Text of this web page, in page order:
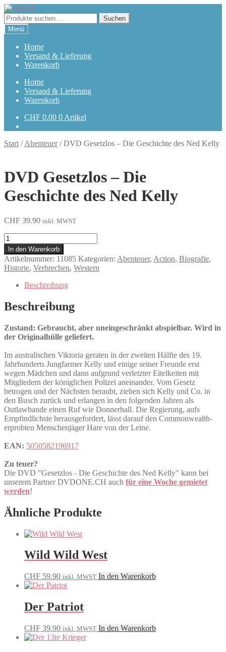
Zur
Navigation
springen
Zum
Inhalt
springen
Suchen
nach:
Suchen
Menü
Home
Versand & Lieferung
Warenkorb
Home
Versand & Lieferung
Warenkorb
CHF 0.00 0 Artikel
Start /Abenteuer/DVD Gesetzlos – Die Geschichte des Ned Kelly
DVD Gesetzlos – Die
Geschichte des Ned Kelly
CHF 39.90 inkl. MWST
Gesetzlos
-
Die
Geschichte
des
Ned
Menge
In den Warenkorb
Artikelnummer: 11085 Kategorien: Abenteuer, Action, Biografie,
Historie, Verbrechen, Western
Beschreibung
Beschreibung
Zustand: Gebraucht, aber uneingeschränkt abspielbar. Wird in
der Originalhülle geliefert.
Im australischen Viktoria geraten in der zweiten Hälfte des 19.
Jahrhunderts Jungfarmer Kelly und einige seiner Freunde erst
wegen Mädchen und dann aufgrund verletzter Eitelkeiten mit
Mitgliedern der königlichen Polizei aneinander. Vom Gesetz
betrogen und der Nächsten beraubt, ziehen sich Kelly und Co. in
den Busch zurück und erlangen in den folgenden Jahren als
Outlawbande einen Ruf wie Donnerhall. Die Regierung, aufs
Empfindlichste herausgefordert, lässt darauf den Commonwealth-
erprobten Menschenjäger Hare von der Leine.
EAN: 5050582196917
Zu teuer?
Die DVD "Gesetzlos - Die Geschichte des Ned Kelly" kann bei
unserem Partner DVDONE.CH auch für eine Woche gemietet
werden!
Ähnliche Produkte
Wild Wild West
CHF 59.90 inkl. MWST In den Warenkorb
Der Patriot
CHF 39.90 inkl. MWST In den Warenkorb